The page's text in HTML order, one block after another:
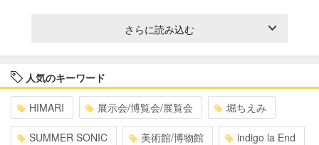
さらに読み込む
人気のキーワード
HIMARI 展示会/博覧会/展覧会 堀ちえみ
SUMMER SONIC 美術館/博物館 indigo la End